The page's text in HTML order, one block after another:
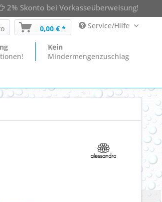
2% Skonto bei Vorkasseüberweisung!
0,00 € * Service/Hilfe
Kein
Mindermengenzuschlag